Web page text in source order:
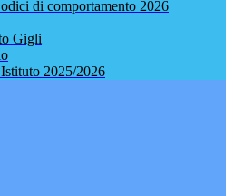
di comportamento 2026
Gigli
2025/2026